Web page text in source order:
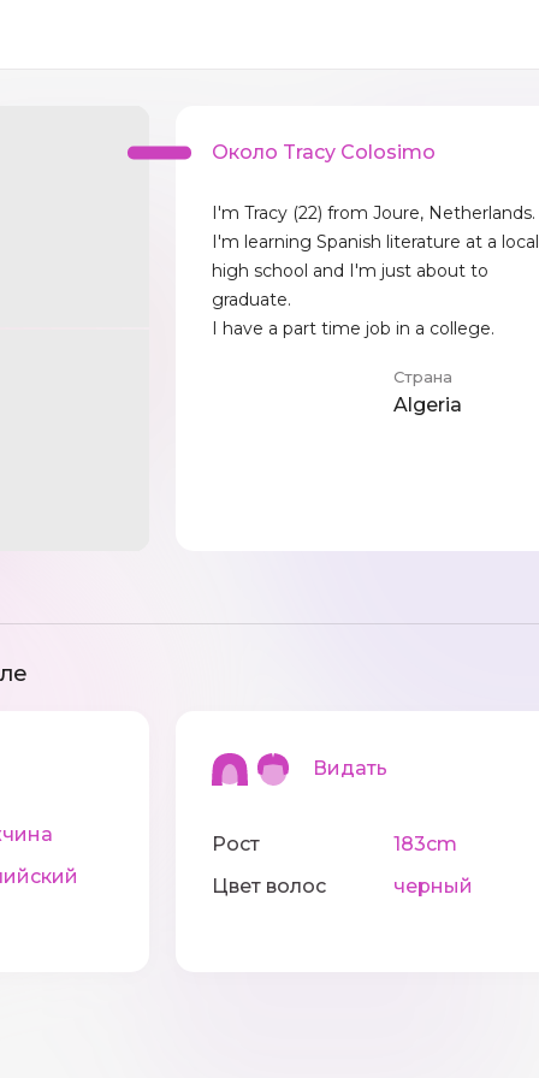
Около Tracy Colosimo
I'm Tracy (22) from Joure, Netherlands.
I'm learning Spanish literature at a local
high school and I'm just about to
graduate.
I have a part time job in a college.
Страна
Algeria
Видать
Рост
183cm
Цвет волос
черный